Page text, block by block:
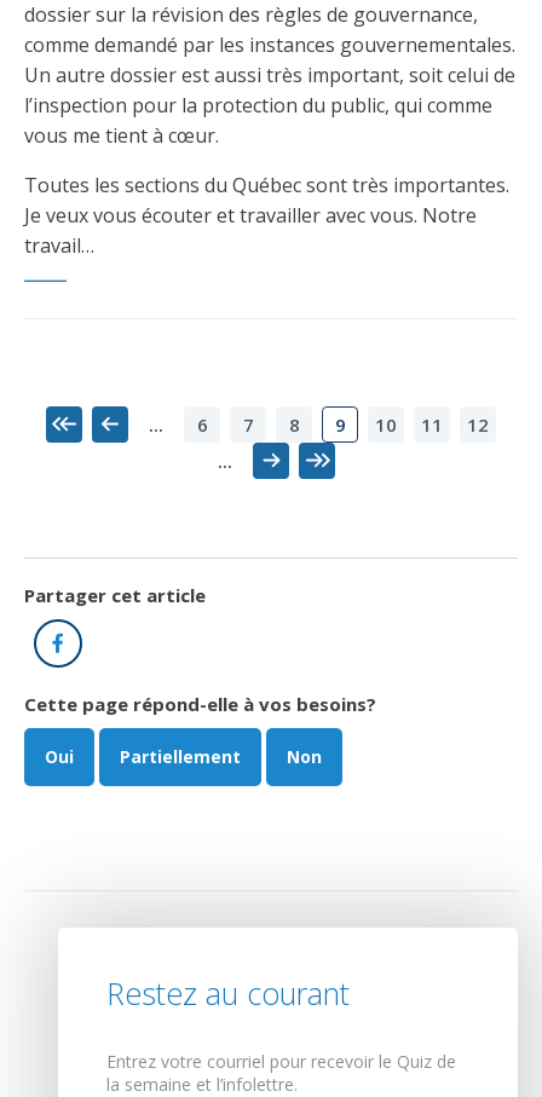
dossier sur la révision des règles de gouvernance,
comme demandé par les instances gouvernementales.
Un autre dossier est aussi très important, soit celui de
l’inspection pour la protection du public, qui comme
vous me tient à cœur.
Toutes les sections du Québec sont très importantes.
Je veux vous écouter et travailler avec vous. Notre
travail…
PremierPrécédent
... 6 7 8 9 10 11
12
...
SuivantDernier
Partager cet article
Facebook
Cette page répond-elle à vos besoins?
Oui Partiellement Non
Restez au courant
Entrez votre courriel pour recevoir le Quiz de
la semaine et l’infolettre.